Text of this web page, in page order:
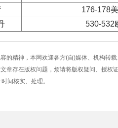
176-178
530-532
容的精神，本网欢迎各方(自)媒体、机构转
章存在版权问题，烦请将版权疑问、授权
间核实、处理。